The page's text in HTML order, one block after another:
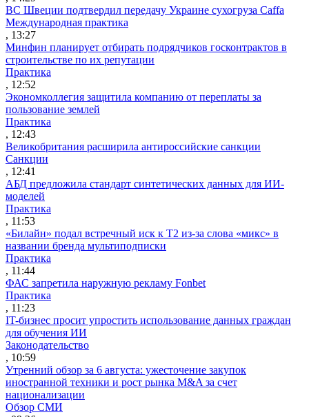
ВС Швеции подтвердил передачу Украине сухогруза Caffa
Международная практика
, 13:27
Минфин планирует отбирать подрядчиков госконтрактов в
строительстве по их репутации
Практика
, 12:52
Экономколлегия защитила компанию от переплаты за
пользование землей
Практика
, 12:43
Великобритания расширила антироссийские санкции
Санкции
, 12:41
АБД предложила стандарт синтетических данных для ИИ-
моделей
Практика
, 11:53
«Билайн» подал встречный иск к Т2 из-за слова «микс» в
названии бренда мультиподписки
Практика
, 11:44
ФАС запретила наружную рекламу Fonbet
Практика
, 11:23
IT-бизнес просит упростить использование данных граждан
для обучения ИИ
Законодательство
, 10:59
Утренний обзор за 6 августа: ужесточение закупок
иностранной техники и рост рынка M&A за счет
национализации
Обзор СМИ